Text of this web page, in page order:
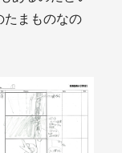
たまものなの